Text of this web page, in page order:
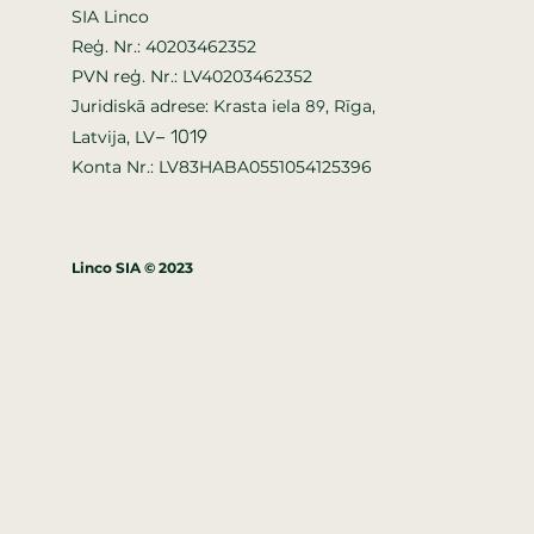
SIA Linco
Reģ. Nr.: 40203462352
PVN reģ. Nr.: LV40203462352
Juridiskā adrese: Krasta iela89, Rīga,
Latvija, LV– 1019
Konta Nr.: LV83HABA0551054125396
Linco SIA © 2023